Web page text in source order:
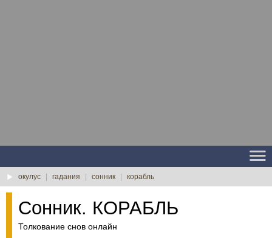
окулус гадания сонник корабль
Сонник. КОРАБЛЬ
Толкование снов онлайн